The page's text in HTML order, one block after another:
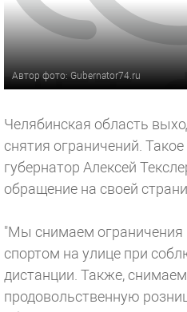
Автор фото: Gubernator74.ru
Челябинская область
снятия ограничений.
губернатор Алексей
обращение на своей
"Мы снимаем ограничения
спортом на улице при
дистанции. Также,
продовольственную